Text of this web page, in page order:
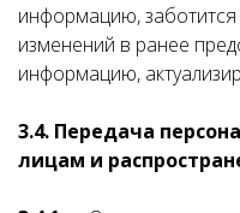
информацию,
изменений в ранее
информацию,
3.4. Передача
лицам и